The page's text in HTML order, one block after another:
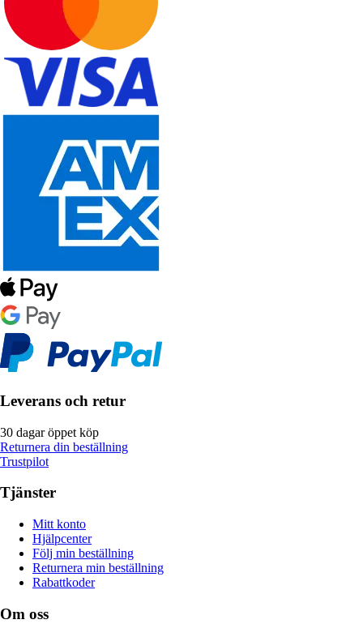
Leverans och retur
30 dagar öppet köp
Returnera din beställning
Trustpilot
Tjänster
Mitt konto
Hjälpcenter
Följ min beställning
Returnera min beställning
Rabattkoder
Om oss